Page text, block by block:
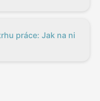
práce: Jak na ni